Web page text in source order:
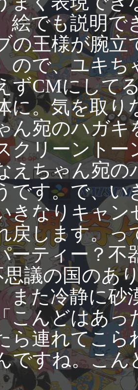
絵でも説明
の王様が腕立
ので、ユキち
ずCMにして
に。気を取り
ん宛のハガ
クリーント
えちゃん宛
です。で、い
きなりキャ
戻します。っ
ーティー？不
思議の国のあ
また冷静に砂
こんどはあっ
ら連れてこら
ですね。こん